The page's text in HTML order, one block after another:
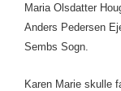
Maria Olsdatter
Anders Pedersen
Sembs Sogn.
Karen Marie skulle